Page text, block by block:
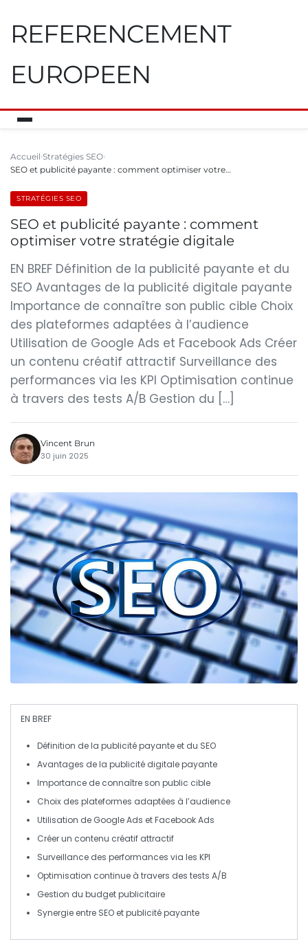
REFERENCEMENT
EUROPEEN
Accueil Stratégies SEO
SEO et publicité payante : comment optimiser votre…
STRATÉGIES SEO
SEO et publicité payante : comment
optimiser votre stratégie digitale
EN BREF Définition de la publicité payante et du
SEO Avantages de la publicité digitale payante
Importance de connaître son public cible Choix
des plateformes adaptées à l’audience
Utilisation de Google Ads et Facebook Ads Créer
un contenu créatif attractif Surveillance des
performances via les KPI Optimisation continue
à travers des tests A/B Gestion du […]
Vincent Brun
30 juin 2025
EN BREF
Définition de la publicité payante et du SEO
Avantages de la publicité digitale payante
Importance de connaître son public cible
Choix des plateformes adaptées à l’audience
Utilisation de Google Ads et Facebook Ads
Créer un contenu créatif attractif
Surveillance des performances via les KPI
Optimisation continue à travers des tests A/B
Gestion du budget publicitaire
Synergie entre SEO et publicité payante